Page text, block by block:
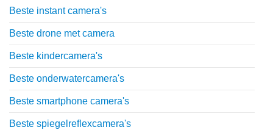
Beste instant camera's
Beste drone met camera
Beste kindercamera's
Beste onderwatercamera's
Beste smartphone camera's
Beste spiegelreflexcamera's